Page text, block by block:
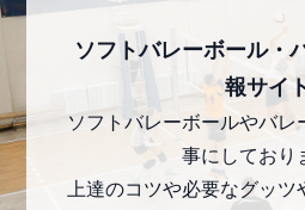
ソフトバレーボール・
報サイ
ソフトバレーボールやバレ
事にしており
上達のコツや必要なグッ